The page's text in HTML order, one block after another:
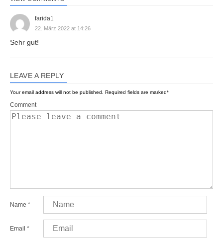
farida1
22. März 2022 at 14:26
Sehr gut!
LEAVE A REPLY
Your email address will not be published. Required fields are marked*
Comment
Name *
Email *